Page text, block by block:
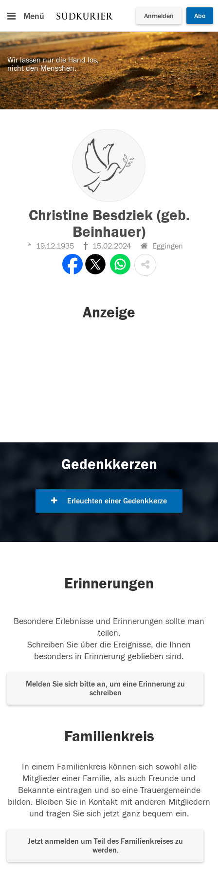
Menü Anmelden Abo
Wir lassen nur die Hand los,
nicht den Menschen.
Christine Besdziek (geb.
Beinhauer)
19.12.1935 15.02.2024 Eggingen
Anzeige
Gedenkkerzen
Erleuchten einer Gedenkkerze
Erinnerungen
Besondere Erlebnisse und Erinnerungen sollte man
teilen.
Schreiben Sie über die Ereignisse, die Ihnen
besonders in Erinnerung geblieben sind.
Melden Sie sich bitte an, um eine Erinnerung zu
schreiben
Familienkreis
In einem Familienkreis können sich sowohl alle
Mitglieder einer Familie, als auch Freunde und
Bekannte eintragen und so eine Trauergemeinde
bilden. Bleiben Sie in Kontakt mit anderen Mitgliedern
und tragen Sie sich jetzt ganz bequem ein.
Jetzt anmelden um Teil des Familienkreises zu
werden.